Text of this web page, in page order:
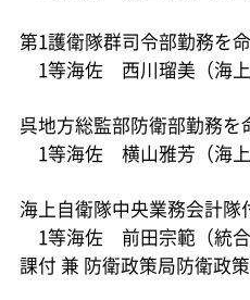
第1護衛隊群司令部勤務を
1等海佐 西川瑠美（海上
呉地方総監部防衛部勤務を
1等海佐 横山雅芳（海上
海上自衛隊中央業務会計隊
1等海佐 前田宗範（統
課付 兼 防衛政策局防衛政策